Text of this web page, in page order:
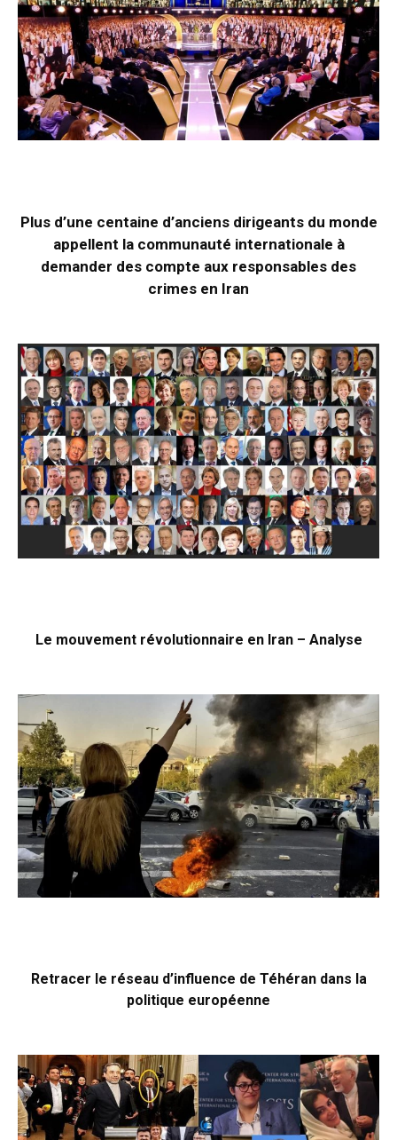
Plus d’une centaine d’anciens dirigeants du monde
appellent la communauté internationale à
demander des compte aux responsables des
crimes en Iran
Le mouvement révolutionnaire en Iran – Analyse
Retracer le réseau d’influence de Téhéran dans la
politique européenne